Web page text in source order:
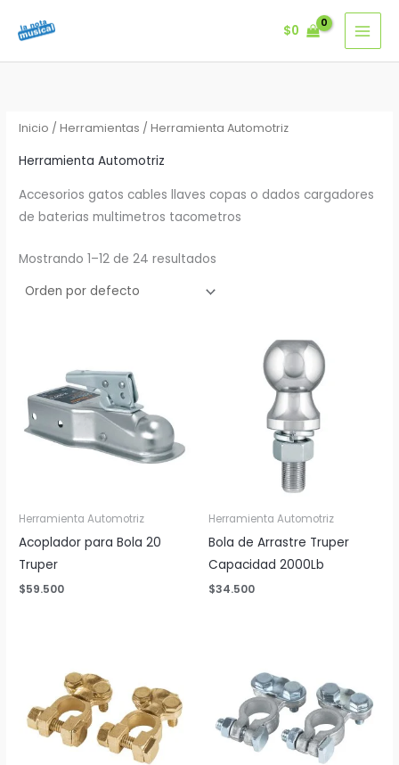
$0
Inicio /Herramientas / Herramienta Automotriz
Herramienta Automotriz
Accesorios gatos cables llaves copas o dados cargadores
de baterias multimetros tacometros
Mostrando 1–12 de 24 resultados
Herramienta Automotriz
Acoplador para Bola 20
Truper
$59.500
Herramienta Automotriz
Bola de Arrastre Truper
Capacidad 2000Lb
$34.500